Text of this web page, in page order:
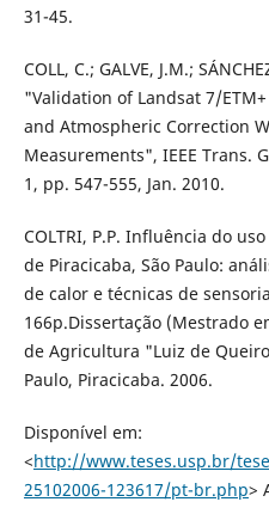
31-45.
COLL, C.; GALVE, J.M.;
"Validation of Landsat 7/
and Atmospheric Correction
Measurements", IEEE Trans.
1, pp. 547-555, Jan. 2010.
COLTRI, P.P. Influência do
de Piracicaba, São Paulo:
de calor e técnicas de
166p.Dissertação (Mestrado
de Agricultura "Luiz de
Paulo, Piracicaba. 2006.
Disponível em:
<http://www.teses.usp.br/
25102006-123617/pt-br.php>